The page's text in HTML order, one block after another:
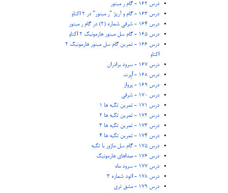
درس 162 - گام ر مینور
درس 163 - گام و آرپژ "ر مینور" در 2 اکتاو
درس 164 - شرقی شماره (2) در گام ر مینور
درس 165 - گام سل مینور هارمونیک 2 اکتاو
درس 166 - تمرین گام سل مینور هارمونیک 2
اکتاو
درس 167 - سرود برادران
درس 168 - اُپِرت
درس 169 - پرواز
درس 170 - شرقی
درس 171 - تمرین تکیه ها 1
درس 172 - تمرین تکیه ها 2
درس 173 - تمرین تکیه ها 3
درس 174 - تمرین تکیه ها 4
درس 175 - گام سل ماژور با تکیه
درس 176 - صداهای هارمونیک
درس 177 - سرود ماه
درس 178 - اتود شماره 3
درس 179 - مشق تری